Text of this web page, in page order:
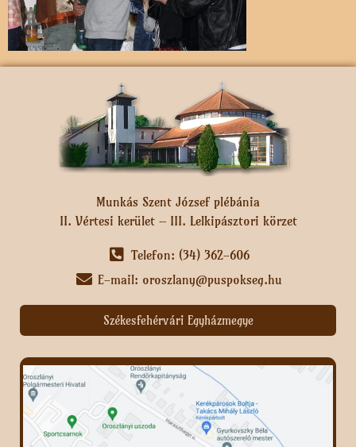
Munkás Szent József plébánia
II. Vértesi kerület – III. Lelkipásztori körzet
Telefon: (34) 362-606
E-mail: oroszlany@puspokseg.hu
Székesfehérvári Egyházmegye